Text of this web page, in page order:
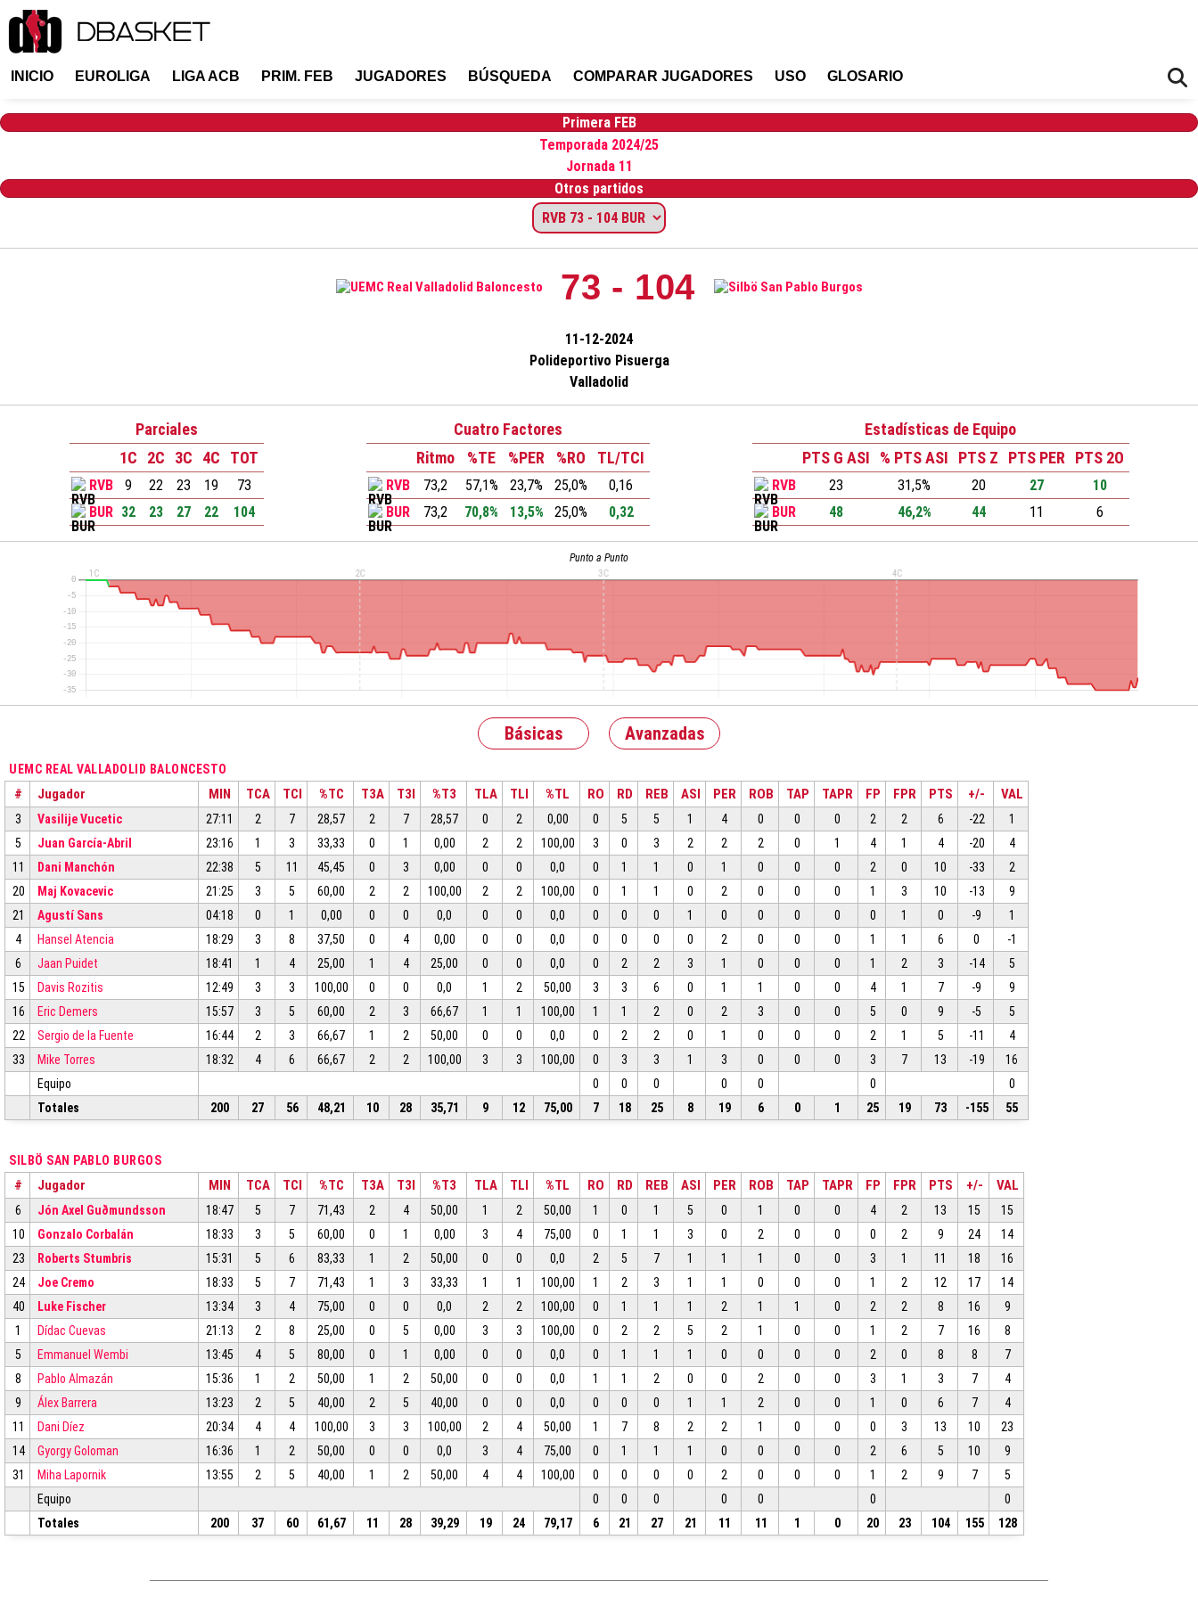
INICIO EUROLIGA LIGA ACB PRIM. FEB JUGADORES BÚSQUEDA COMPARAR JUGADORES USO GLOSARIO
Primera FEB
Temporada 2024/25
Jornada 11
Otros partidos
73 - 104
11-12-2024
Polideportivo Pisuerga
Valladolid
Parciales
1C
2C 3C 4C TOT
RVB 9 22 23 19
73
BUR 32 23 27 22 104
Cuatro Factores
Ritmo
%TE %PER %RO TL/TCI
RVB 73,2 57,1% 23,7% 25,0%
0,16
BUR
73,2 70,8% 13,5% 25,0% 0,32
Estadísticas de Equipo
PTS G ASI
% PTS ASI PTS Z PTS PER PTS 2O
RVB 23 31,5% 20 27
10
BUR
48 46,2% 44 11 6
Punto a Punto
Básicas Avanzadas
UEMC REAL VALLADOLID BALONCESTO
# Jugador MIN TCA TCI %TC T3A T3I %T3 TLA TLI %TL RO RD REB ASI PER ROB TAP TAPR FP FPR PTS +/- VAL
3 Vasilije Vucetic 27:11 2 7 28,57 2 7 28,57 0 2 0,00 0 5 5 1 4 0 0 0 2 2 6 -22
1
5
Juan García-Abril 23:16 1 3 33,33 0 1 0,00 2 2 100,00 3 0 3 2 2 2 0 1 4 1 4 -20
4
11
Dani Manchón 22:38 5 11 45,45 0 3 0,00 0 0 0,0 0 1 1 0 1 0 0 0 2 0 10 -33
2
20
Maj Kovacevic 21:25 3 5 60,00 2 2 100,00 2 2 100,00 0 1 1 0 2 0 0 0 1 3 10 -13
9
21
Agustí Sans 04:18 0 1 0,00 0 0 0,0 0 0 0,0 0 0 0 1 0 0 0 0 0 1 0 -9
1
4
Hansel Atencia 18:29 3 8 37,50 0 4 0,00 0 0 0,0 0 0 0 0 2 0 0 0 1 1 6 0
-1
6
Jaan Puidet 18:41 1 4 25,00 1 4 25,00 0 0 0,0 0 2 2 3 1 0 0 0 1 2 3 -14
5
15
Davis Rozitis 12:49 3 3 100,00 0 0 0,0 1 2 50,00 3 3 6 0 1 1 0 0 4 1 7 -9
9
16
Eric Demers 15:57 3 5 60,00 2 3 66,67 1 1 100,00 1 1 2 0 2 3 0 0 5 0 9 -5
5
22
Sergio de la Fuente 16:44 2 3 66,67 1 2 50,00 0 0 0,0 0 2 2 0 1 0 0 0 2 1 5 -11
4
33
Mike Torres 18:32 4 6 66,67 2 2 100,00 3 3 100,00 0 3 3 1 3 0 0 0 3 7 13 -19
16
Equipo
0 0 0 0 0 0
0
Totales
200 27 56 48,21 10 28 35,71 9 12 75,00 7 18 25 8 19 6 0 1 25 19 73 -155 55
SILBÖ SAN PABLO BURGOS
# Jugador MIN TCA TCI %TC T3A T3I %T3 TLA TLI %TL RO RD REB ASI PER ROB TAP TAPR FP FPR PTS +/- VAL
6 Jón Axel Guðmundsson 18:47 5 7 71,43 2 4 50,00 1 2 50,00 1 0 1 5 0 1 0 0 4 2 13 15
15
10
Gonzalo Corbalán 18:33 3 5 60,00 0 1 0,00 3 4 75,00 0 1 1 3 0 2 0 0 0 2 9 24
14
23
Roberts Stumbris 15:31 5 6 83,33 1 2 50,00 0 0 0,0 2 5 7 1 1 1 0 0 3 1 11 18
16
24
Joe Cremo 18:33 5 7 71,43 1 3 33,33 1 1 100,00 1 2 3 1 1 0 0 0 1 2 12 17
14
40
Luke Fischer 13:34 3 4 75,00 0 0 0,0 2 2 100,00 0 1 1 1 2 1 1 0 2 2 8 16
9
1
Dídac Cuevas 21:13 2 8 25,00 0 5 0,00 3 3 100,00 0 2 2 5 2 1 0 0 1 2 7 16
8
5
Emmanuel Wembi 13:45 4 5 80,00 0 1 0,00 0 0 0,0 0 1 1 1 0 0 0 0 2 0 8 8
7
8
Pablo Almazán 15:36 1 2 50,00 1 2 50,00 0 0 0,0 1 1 2 0 0 2 0 0 3 1 3 7
4
9
Álex Barrera 13:23 2 5 40,00 2 5 40,00 0 0 0,0 0 0 0 1 1 2 0 0 1 0 6 7
4
11
Dani Díez 20:34 4 4 100,00 3 3 100,00 2 4 50,00 1 7 8 2 2 1 0 0 0 3 13 10
23
14
Gyorgy Goloman 16:36 1 2 50,00 0 0 0,0 3 4 75,00 0 1 1 1 0 0 0 0 2 6 5 10
9
31
Miha Lapornik 13:55 2 5 40,00 1 2 50,00 4 4 100,00 0 0 0 0 2 0 0 0 1 2 9 7
5
Equipo
0 0 0 0 0 0
0
Totales
200 37 60 61,67 11 28 39,29 19 24 79,17 6 21 27 21 11 11 1 0 20 23 104 155 128